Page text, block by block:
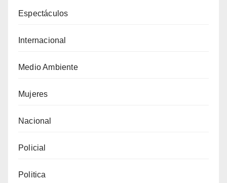
Espectáculos
Internacional
Medio Ambiente
Mujeres
Nacional
Policial
Politica